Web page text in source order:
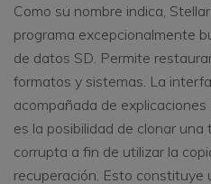
Como su nombre indica,
programa excepcionalmente
de datos SD. Permite
formatos y sistemas. La
acompañada de
es la posibilidad de clonar
corrupta a fin de utilizar la
recuperación. Esto constituye